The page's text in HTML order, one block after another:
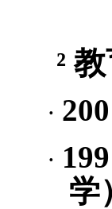
²
·
·
学